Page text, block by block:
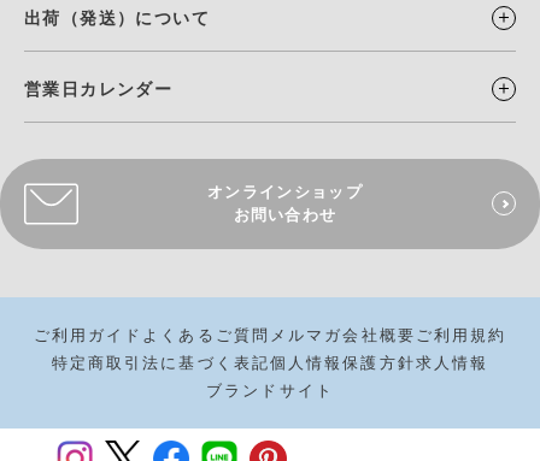
出荷（発送）について
営業日カレンダー
オンラインショップ
お問い合わせ
ご利用ガイド よくあるご質問 メルマガ会社概要 ご利用規約
特定商取引法に基づく表記個人情報保護方針求人情報
ブランドサイト